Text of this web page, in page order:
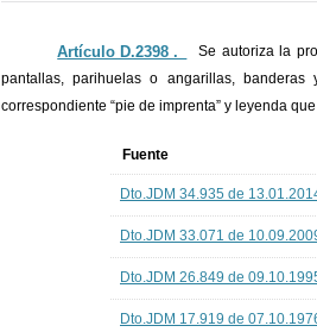
Artículo D.2398 ._
Se autoriza la
pantallas, parihuelas o angarillas,
correspondiente “pie de imprenta” y leyenda
Fuente
Dto.JDM 34.935 de
Dto.JDM 33.071 de
Dto.JDM 26.849 de
Dto.JDM 17.919 de